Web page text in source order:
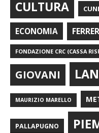
CULTURA
ECONOMIA
FONDAZIONE CRC (CASSA
GIOVANI
MAURIZIO MARELLO
PALLAPUGNO